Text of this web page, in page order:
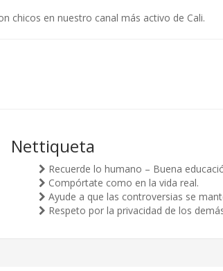
chicos en nuestro canal más activo de Cali.
Nettiqueta
Recuerde lo humano – Buena
Compórtate como en la vida real.
Ayude a que las controversias se
Respeto por la privacidad de los